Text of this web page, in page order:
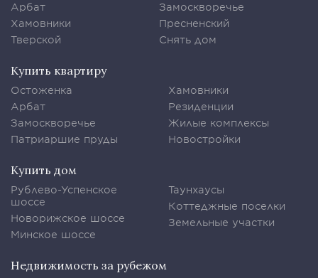
Арбат
Хамовники
Тверской
Замоскворечье
Пресненский
Снять дом
Купить квартиру
Остоженка
Арбат
Замоскворечье
Патриаршие пруды
Хамовники
Резиденции
Жилые комплексы
Новостройки
Купить дом
Рублево-Успенское
шоссе
Новорижское шоссе
Минское шоссе
Таунхаусы
Коттеджные поселки
Земельные участки
Недвижимость за рубежом